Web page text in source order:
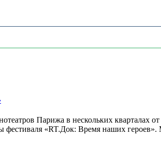
Парижа в нескольких кварталах
фестиваля «RT.Док: Время наших